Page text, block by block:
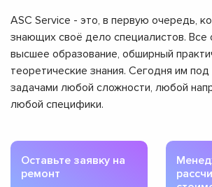
ASC Service - это, в первую очередь,
знающих своё дело специалистов. Все
высшее образование, обширный
теоретические знания. Сегодня им под
задачами любой сложности, любой
любой специфики.
Оставьте заявку на
ремонт